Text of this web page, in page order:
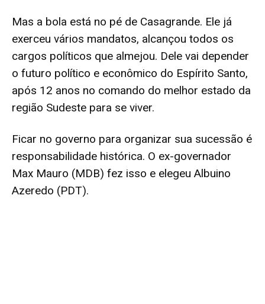
Mas a bola está no pé de Casagrande. Ele já
exerceu vários mandatos, alcançou todos os
cargos políticos que almejou. Dele vai depender
o futuro político e econômico do Espírito Santo,
após 12 anos no comando do melhor estado da
região Sudeste para se viver.
Ficar no governo para organizar sua sucessão é
responsabilidade histórica. O ex-governador
Max Mauro (MDB) fez isso e elegeu Albuino
Azeredo (PDT).